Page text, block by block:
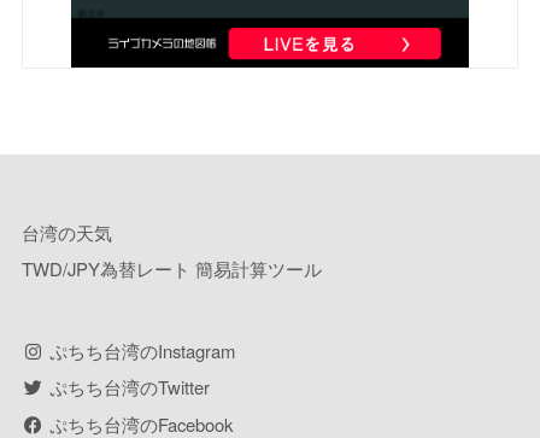
台湾の天気
TWD/JPY為替レート 簡易計算ツール
ぷちち台湾のInstagram
ぷちち台湾のTwitter
ぷちち台湾のFacebook